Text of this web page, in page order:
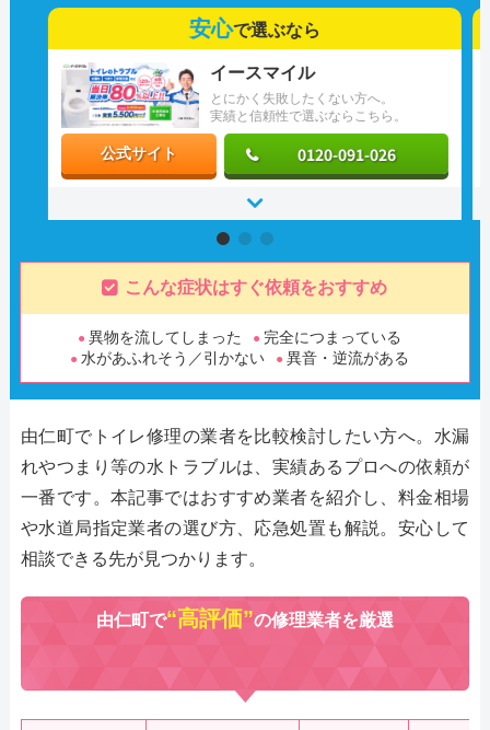
安心で選ぶなら
とにかく失敗したくない方へ。
実績と信頼性で選ぶならこちら。
イースマイル
公式サイト 0120-091-026
こんな症状はすぐ依頼をおすすめ
異物を流してしまった
完全につまっている
水があふれそう／引かない
異音・逆流がある
由仁町でトイレ修理の業者を比較検討したい方へ。水漏
れやつまり等の水トラブルは、実績あるプロへの依頼が
一番です。本記事ではおすすめ業者を紹介し、料金相場
や水道局指定業者の選び方、応急処置も解説。安心して
相談できる先が見つかります。
由仁町で“高評価”の修理業者を厳選